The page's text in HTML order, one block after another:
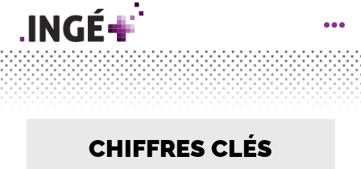
IngéPlus
CHIFFRES CLÉS